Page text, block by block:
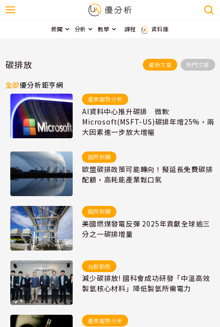
新聞 分析 教學 課程 資料庫
碳排放 最新文章 熱門文章
全部優分析鉅亨網
產業趨勢分析
AI資料中心推升碳排 微軟
Microsoft(MSFT-US)碳排年增25%，兩
大因素進一步放大增幅
國際新聞
歐盟碳排政策可能轉向！擬延長免費碳排
配額，高耗能產業鬆口氣
國際新聞
美國燃煤發電反彈 2025年貢獻全球逾三
分之一碳排增量
台股動態
減少碳排放! 國科會成功研發「中溫高效
製氫核心材料」降低製氫所需電力
產業趨勢分析